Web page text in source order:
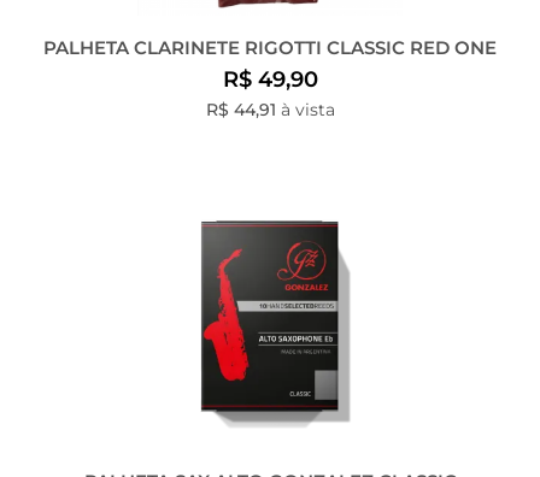
PALHETA CLARINETE RIGOTTI CLASSIC RED ONE
R$ 49,90
R$ 44,91 à vista